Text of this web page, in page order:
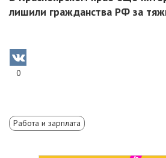
лишили гражданства РФ за
0
Работа и зарплата